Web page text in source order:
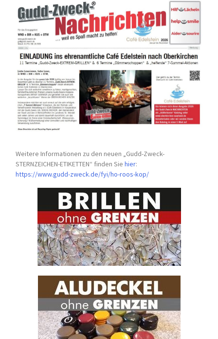
Weitere Informationen zu den neuen „Gudd-Zweck-
STERNZEICHEN-ETIKETTEN“ finden Siehier:
https://www.gudd-zweck.de/fyi/ho-roos-kop/